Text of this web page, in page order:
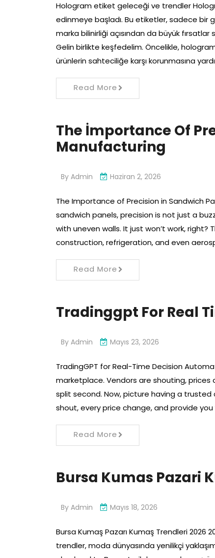
Hologram etiket geleceği ve trendler
edinmeye başladı. Bu etiketler, sadece bir
marka bilinirliği açısından da büyük
Gelin birlikte keşfedelim. Öncelikle,
ürünlerin sahteciliğe karşı korunmasına
Read More
The İmportance Of
Manufacturing
By Admin Haziran 2, 2026
The Importance of Precision in Sandwich
sandwich panels, precision is not just a
with uneven walls. It just won’t work,
construction, refrigeration, and even
Read More
Tradinggpt For Real
By Admin Mayıs 23, 2026
TradingGPT for Real-Time Decision
marketplace. Vendors are shouting,
split second. Now, picture having a
shout, every price change, and provide
Read More
Bursa Kumas Pazari
By Admin Mayıs 18, 2026
Bursa Kumaş Pazarı Kumaş Trendleri 2026
trendler, moda dünyasında yenilikçi